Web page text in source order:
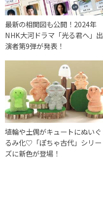
最新の相関図も公開！2024年
NHK大河ドラマ「光る君へ」出
演者第9弾が発表！
埴輪や土偶がキュートにぬいぐ
るみ化♡「ぽちゃ古代」シリー
ズに新色が登場！